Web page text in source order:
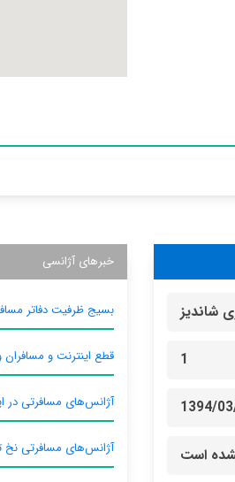
شاندیز
1
1394/
است
خبرهای آژانسی
بسیج ظرفیت دفاتر
قطع اینترنت و
آژانس‌های مسافرتی در
آژانس‌های مسافرتی